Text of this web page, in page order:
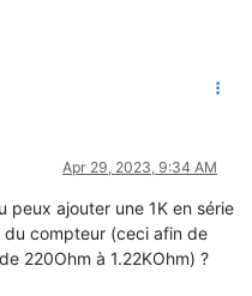
Apr 29, 2023, 9:34 AM
peux ajouter une 1K en série
compteur (ceci afin de
220Ohm à 1.22KOhm) ?